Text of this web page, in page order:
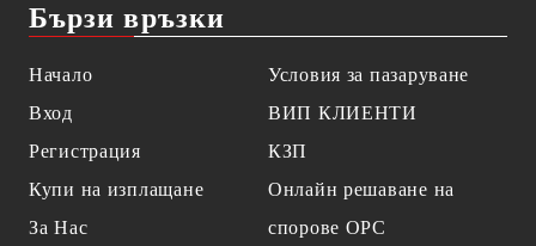
Бързи връзки
Начало
Вход
Регистрация
Купи на изплащане
За Нас
Условия за пазаруване
ВИП КЛИЕНТИ
КЗП
Онлайн решаване на
спорове OPC